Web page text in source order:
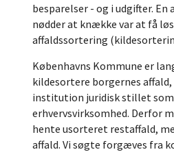
besparelser - og i udgifter.
nødder at knække var at få
affaldssortering
Københavns Kommune er
kildesortere borgernes
institution juridisk stillet som
erhvervsvirksomhed. Derfor
hente usorteret restaffald,
affald. Vi søgte forgæves fra